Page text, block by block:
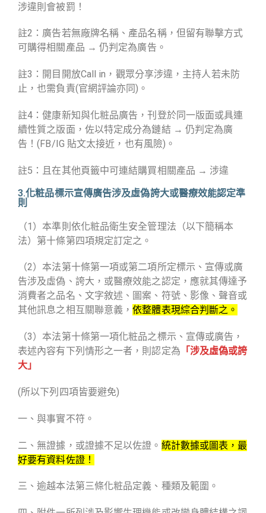
涉違則會被罰！
註2：廣告若無廠牌名稱、產品名稱，但留有聯擊方式
可購得相關產品 → 仍判定為廣告。
註3：開目開放Call in，觀眾分享涉違，主持人若未防
止，也需負責(官網評論亦同)。
註4：健康新知與化粧品廣告，刊登於同一版面或具連
續性質之版面，佐以特定成分為鏈結 → 仍判定為廣
告！(FB/IG 貼文太接近，也有風險)。
註5：且在其他頁籤中可連結購買相關產品 → 涉違
3.化粧品標示宣傳廣告涉及虛偽誇大或醫療效能認定準
則
（1）本準則依化粧品衛生安全管理法（以下簡稱本
法）第十條第四項規定訂定之。
（2）本法第十條第一項或第二項所定標示、宣傳或廣
告涉及虛偽、誇大，或醫療效能之認定，應就其傳達予
消費者之品名、文字敘述、圖案、符號、影像、聲音或
其他訊息之相互關聯意義，依整體表現綜合判斷之。
（3）本法第十條第一項化粧品之標示、宣傳或廣告，
表述內容有下列情形之一者 ，則認定為 「涉及虛偽或誇
大 」
(所以下列四項皆要避免)
一、與事實不符。
二、無證據，或證據不足以佐證。 統計數據或圖表，最
好要有資料佐證！
三、逾越本法第三條化粧品定義、種類及範圍。